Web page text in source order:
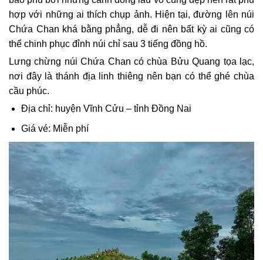
hợp với những ai thích chụp ảnh. Hiện tại, đường lên núi
Chứa Chan khá bằng phẳng, dễ đi nên bất kỳ ai cũng có
thể chinh phục đỉnh núi chỉ sau 3 tiếng đồng hồ.
Lưng chừng núi Chứa Chan có chùa Bửu Quang tọa lạc,
nơi đây là thánh địa linh thiêng nên bạn có thể ghé chùa
cầu phúc.
Địa chỉ: huyện Vĩnh Cửu – tỉnh Đồng Nai
Giá vé: Miễn phí